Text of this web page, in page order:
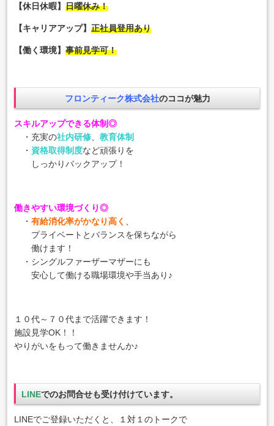
【休日休暇】日曜休み！
【キャリアアップ】正社員登用あり
【働く環境】事前見学可！
フロンティーク株式会社のココが魅力
スキルアップできる体制◎
・充実の社内研修 、教育体制
・ 資格取得制度など頑張りを
しっかりバックアップ！
働きやすい環境づくり◎
・有給消化率がかなり高く
プライベートとバランスを保ちながら
働けます！
・シングルファーザーマザーにも
安心して働ける職場環境や手当あり♪
１０代～７０代まで活躍できます！
施設見学OK！！
やりがいをもって働きませんか♪
LINEでのお問合せも受け付けています。
LINEでご登録いただくと、１対１のトークで